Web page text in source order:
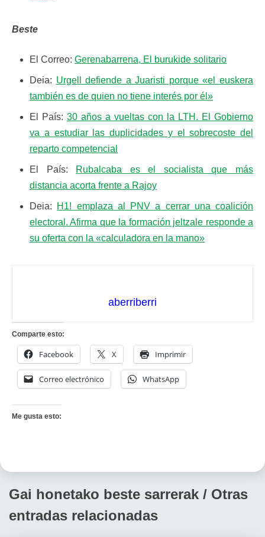
Beste
El Correo: Gerenabarrena, El burukide solitario
Deia: Urgell defiende a Juaristi porque «el euskera
también es de quien no tiene interés por él»
El País: 30 años a vueltas con la LTH. El Gobierno
va a estudiar las duplicidades y el sobrecoste del
reparto competencial
El País:
Rubalcaba es el socialista que más
distancia acorta frente a Rajoy
Deia:
H1! emplaza al PNV a cerrar una coalición
electoral. Afirma que la formación jeltzale responde a
su oferta con la «calculadora en la mano»
aberriberri
Comparte esto:
Facebook X Imprimir
Correo electrónico WhatsApp
Me gusta esto:
Gai honetako beste sarrerak / Otras
entradas relacionadas